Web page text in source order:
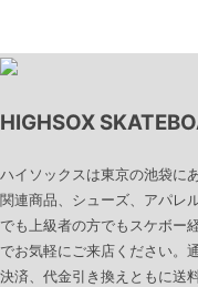
HIGHSOX
ハイソックスは東京の池袋に
関連商品、シューズ、アパレ
でも上級者の方でもスケボー
でお気軽にご来店ください。
決済、代金引き換えともに送